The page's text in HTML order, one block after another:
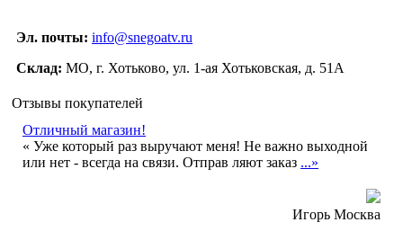
Эл. почты: info@snegoatv.ru
Склад: МО, г. Хотьково, ул. 1-ая Хотьковская, д. 51А
Отзывы покупателей
Отличный магазин!
« Уже который раз выручают меня! Не важно выходной
или нет - всегда на связи. Отправ ляют заказ ...»
Игорь Москва